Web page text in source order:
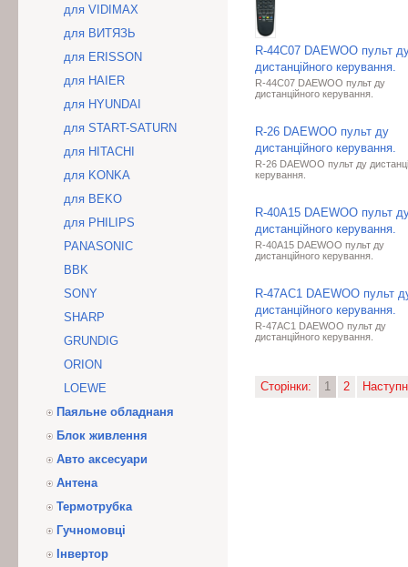
для VIDIMAX
для ВИТЯЗЬ
для ERISSON
для HAIER
для HYUNDAI
для START-SATURN
для HITACHI
для KONKA
для BEKO
для PHILIPS
PANASONIC
BBK
SONY
SHARP
GRUNDIG
ORION
LOEWE
Паяльне обладнаня
Блок живлення
Авто аксесуари
Антена
Термотрубка
Гучномовці
Інвертор
R-44C07 DAEWOO пульт
дистанційного керування.
R-44C07 DAEWOO пульт ду
дистанційного керування.
R-26 DAEWOO пульт ду
дистанційного керування.
R-26 DAEWOO пульт ду
керування.
R-40A15 DAEWOO пульт
дистанційного керування.
R-40A15 DAEWOO пульт ду
дистанційного керування.
R-47AC1 DAEWOO пульт
дистанційного керування.
R-47AC1 DAEWOO пульт ду
дистанційного керування.
Сторінки: 1 2